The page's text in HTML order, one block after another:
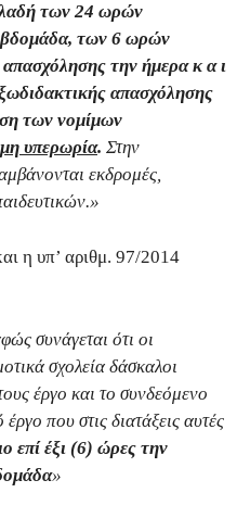
των 24 ωρών
των 6 ωρών
την ήμερα κ α ι
απασχόλησης
των νομίμων
υπερωρία. Στην
εκδρομές,
η υπ’ αριθμ. 97/2014
συνάγεται ότι οι
σχολεία δάσκαλοι
έργο και το συνδεόμενο
που στις διατάξεις αυτές
επί έξι (6) ώρες την
»